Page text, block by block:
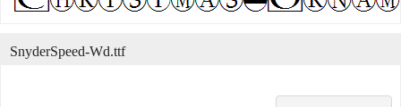
SnyderSpeed-Wd.ttf